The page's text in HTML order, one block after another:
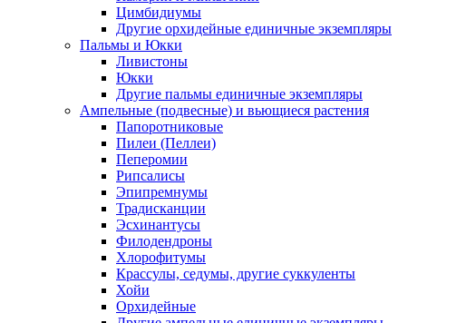
Цимбидиумы
Другие орхидейные единичные экземпляры
Пальмы и Юкки
Ливистоны
Юкки
Другие пальмы единичные экземпляры
Ампельные (подвесные) и вьющиеся растения
Папоротниковые
Пилеи (Пеллеи)
Пеперомии
Рипсалисы
Эпипремнумы
Традисканции
Эсхинантусы
Филодендроны
Хлорофитумы
Крассулы, седумы, другие суккуленты
Хойи
Орхидейные